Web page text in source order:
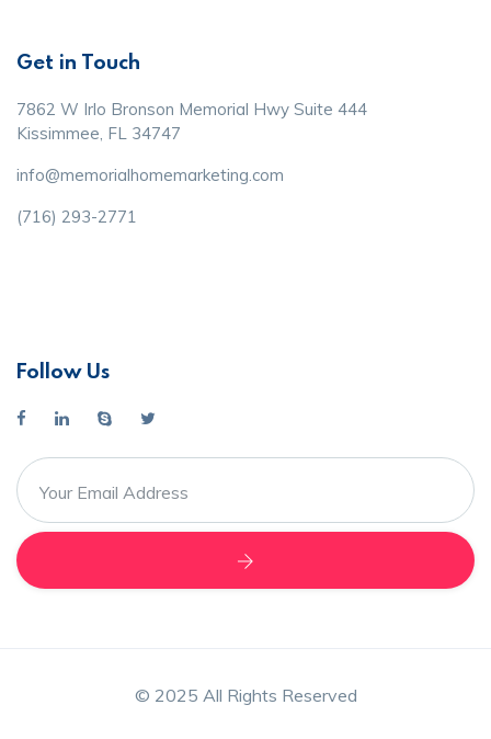
Get in Touch
7862 W Irlo Bronson Memorial Hwy Suite 444
Kissimmee, FL 34747
info@memorialhomemarketing.com
(716) 293-2771
Follow Us
© 2025 All Rights Reserved